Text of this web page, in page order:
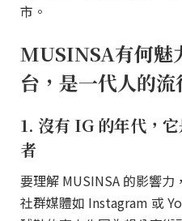
市。
MUSINSA有何魅
台，是一代人的
1. 沒有 IG 的年代，
者
要理解 MUSINSA 的影響力
社群媒體如 Instagram 或